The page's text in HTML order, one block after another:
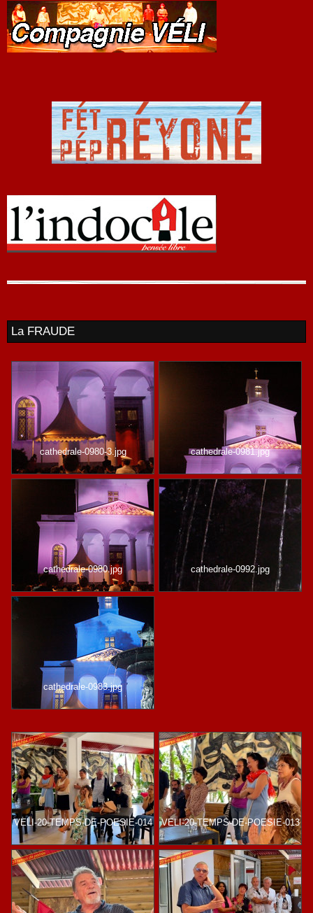
La FRAUDE
cathedrale-0980-3.jpg cathedrale-0981.jpg
cathedrale-0980.jpg cathedrale-0992.jpg
cathedrale-0983.jpg
VELI-20-TEMPS-DE-POESIE-014 VELI-20-TEMPS-DE-POESIE-013